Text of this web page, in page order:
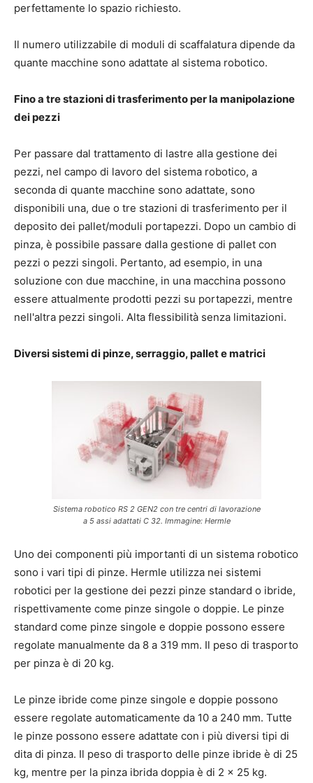
perfettamente lo spazio richiesto.
Il numero utilizzabile di moduli di scaffalatura dipende da
quante macchine sono adattate al sistema robotico.
Fino a tre stazioni di trasferimento per la manipolazione
dei pezzi
Per passare dal trattamento di lastre alla gestione dei
pezzi, nel campo di lavoro del sistema robotico, a
seconda di quante macchine sono adattate, sono
disponibili una, due o tre stazioni di trasferimento per il
deposito dei pallet/moduli portapezzi. Dopo un cambio di
pinza, è possibile passare dalla gestione di pallet con
pezzi o pezzi singoli. Pertanto, ad esempio, in una
soluzione con due macchine, in una macchina possono
essere attualmente prodotti pezzi su portapezzi, mentre
nell'altra pezzi singoli. Alta flessibilità senza limitazioni.
Diversi sistemi di pinze, serraggio, pallet e matrici
Sistema robotico RS 2 GEN2 con tre centri di lavorazione
a 5 assi adattati C 32. Immagine: Hermle
Uno dei componenti più importanti di un sistema robotico
sono i vari tipi di pinze. Hermle utilizza nei sistemi
robotici per la gestione dei pezzi pinze standard o ibride,
rispettivamente come pinze singole o doppie. Le pinze
standard come pinze singole e doppie possono essere
regolate manualmente da 8 a 319 mm. Il peso di trasporto
per pinza è di 20 kg.
Le pinze ibride come pinze singole e doppie possono
essere regolate automaticamente da 10 a 240 mm. Tutte
le pinze possono essere adattate con i più diversi tipi di
dita di pinza. Il peso di trasporto delle pinze ibride è di 25
kg, mentre per la pinza ibrida doppia è di 2 x 25 kg.